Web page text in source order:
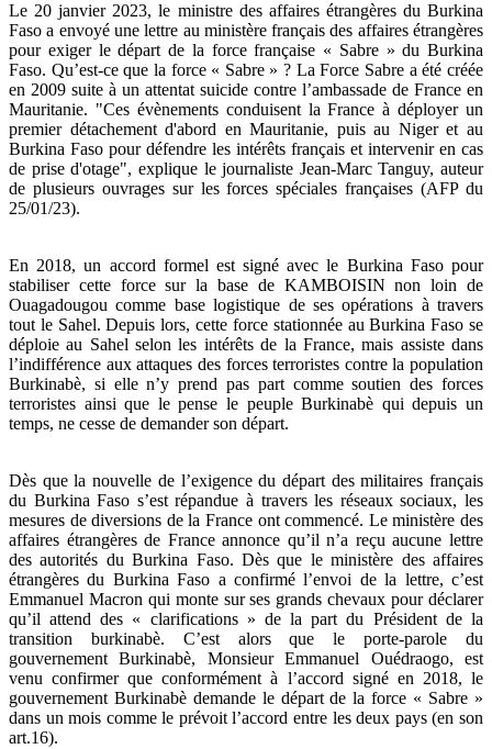
Le 20 janvier 2023, le ministre des affaires étrangères du Burkina
Faso a envoyé une lettre au ministère français des affaires étrangères
pour exiger le départ de la force française « Sabre » du Burkina
Faso. Qu’est-ce que la force « Sabre » ? La Force Sabre a été créée
en 2009 suite à un attentat suicide contre l’ambassade de France en
Mauritanie. "Ces évènements conduisent la France à déployer un
premier détachement d'abord en Mauritanie, puis au Niger et au
Burkina Faso pour défendre les intérêts français et intervenir en cas
de prise d'otage", explique le journaliste Jean-Marc Tanguy, auteur
de plusieurs ouvrages sur les forces spéciales françaises (AFP du
25/01/23).
En 2018, un accord formel est signé avec le Burkina Faso pour
stabiliser cette force sur la base de KAMBOISIN non loin de
Ouagadougou comme base logistique de ses opérations à travers
tout le Sahel. Depuis lors, cette force stationnée au Burkina Faso se
déploie au Sahel selon les intérêts de la France, mais assiste dans
l’indifférence aux attaques des forces terroristes contre la population
Burkinabè, si elle n’y prend pas part comme soutien des forces
terroristes ainsi que le pense le peuple Burkinabè qui depuis un
temps, ne cesse de demander son départ.
Dès que la nouvelle de l’exigence du départ des militaires français
du Burkina Faso s’est répandue à travers les réseaux sociaux, les
mesures de diversions de la France ont commencé. Le ministère des
affaires étrangères de France annonce qu’il n’a reçu aucune lettre
des autorités du Burkina Faso. Dès que le ministère des affaires
étrangères du Burkina Faso a confirmé l’envoi de la lettre, c’est
Emmanuel Macron qui monte sur ses grands chevaux pour déclarer
qu’il attend des « clarifications » de la part du Président de la
transition burkinabè. C’est alors que le porte-parole du
gouvernement Burkinabè, Monsieur Emmanuel Ouédraogo, est
venu confirmer que conformément à l’accord signé en 2018, le
gouvernement Burkinabè demande le départ de la force « Sabre »
dans un mois comme le prévoit l’accord entre les deux pays (en son
art.16).